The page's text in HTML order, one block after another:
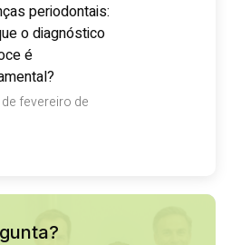
periodontais:
o diagnóstico
é
fevereiro de